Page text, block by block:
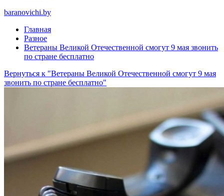
baranovichi.by
Главная
Разное
Ветераны Великой Отечественной смогут 9 мая звонить
по стране бесплатно
Вернуться к "Ветераны Великой Отечественной смогут 9 мая
звонить по стране бесплатно"